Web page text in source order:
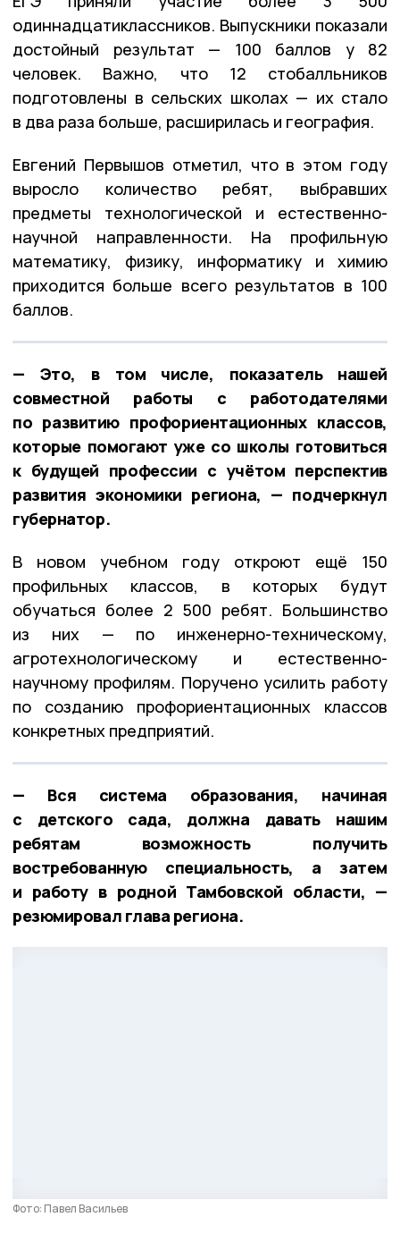
одиннадцатиклассников. Выпускники показали
достойный результат — 100 баллов у 82
человек. Важно, что 12 стобалльников
подготовлены в сельских школах — их стало
в два раза больше, расширилась и география.
Евгений Первышов отметил, что в этом году
выросло количество ребят, выбравших
предметы технологической и естественно-
научной направленности. На профильную
математику, физику, информатику и химию
приходится больше всего результатов в 100
баллов.
— Это, в том числе, показатель нашей
совместной работы с работодателями
по развитию профориентационных классов,
которые помогают уже со школы готовиться
к будущей профессии с учётом перспектив
развития экономики региона, — подчеркнул
губернатор.
В новом учебном году откроют ещё 150
профильных классов, в которых будут
обучаться более 2 500 ребят. Большинство
из них — по инженерно-техническому,
агротехнологическому и естественно-
научному профилям. Поручено усилить работу
по созданию профориентационных классов
конкретных предприятий.
— Вся система образования, начиная
с детского сада, должна давать нашим
ребятам возможность получить
востребованную специальность, а затем
и работу в родной Тамбовской области, —
резюмировал глава региона.
Фото: Павел Васильев